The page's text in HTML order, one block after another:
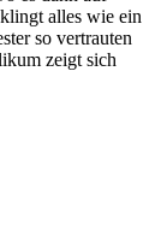
alles wie ein
so vertrauten
zeigt sich